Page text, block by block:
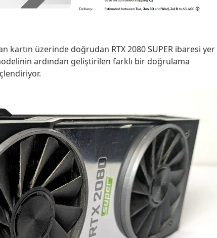
kartın üzerinde doğrudan RTX 2080 SUPER ibaresi yer
ardından geliştirilen farklı bir doğrulama